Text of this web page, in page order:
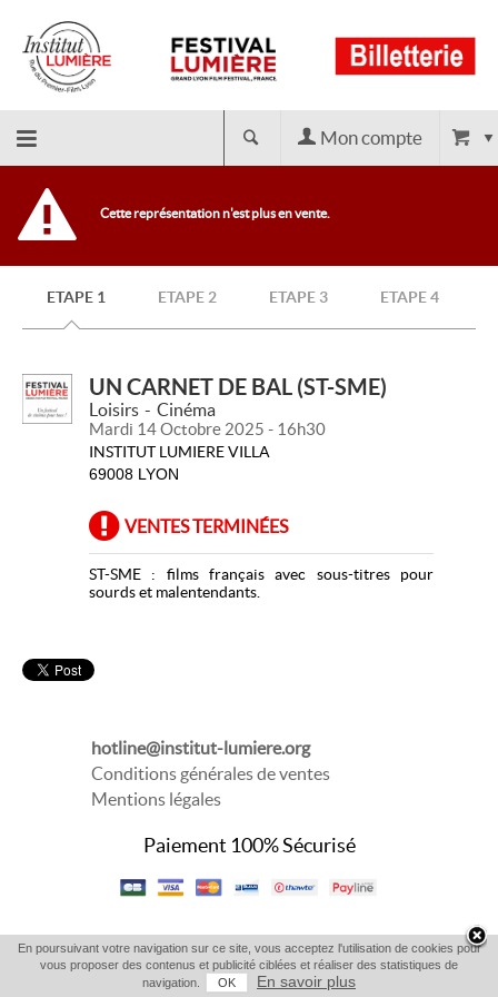
Retour
l'accueil
Mon compte
Cette représentation n'est plus en vente.
ETAPE 1 ETAPE 2 ETAPE 3 ETAPE 4
UN CARNET DE BAL (ST-SME)
Loisirs Cinéma
Mardi 14 Octobre 2025 - 16h30
INSTITUT LUMIERE VILLA
69008 LYON
VENTES TERMINÉES
ST-SME : films français avec sous-titres pour
sourds et malentendants.
hotline@institut-lumiere.org
Conditions générales de ventes
Mentions légales
Paiement 100% Sécurisé
En poursuivant votre navigation sur ce site, vous acceptez l'utilisation de cookies pour
vous proposer des contenus et publicité ciblées et réaliser des statistiques de
navigation.
OK En savoir plus